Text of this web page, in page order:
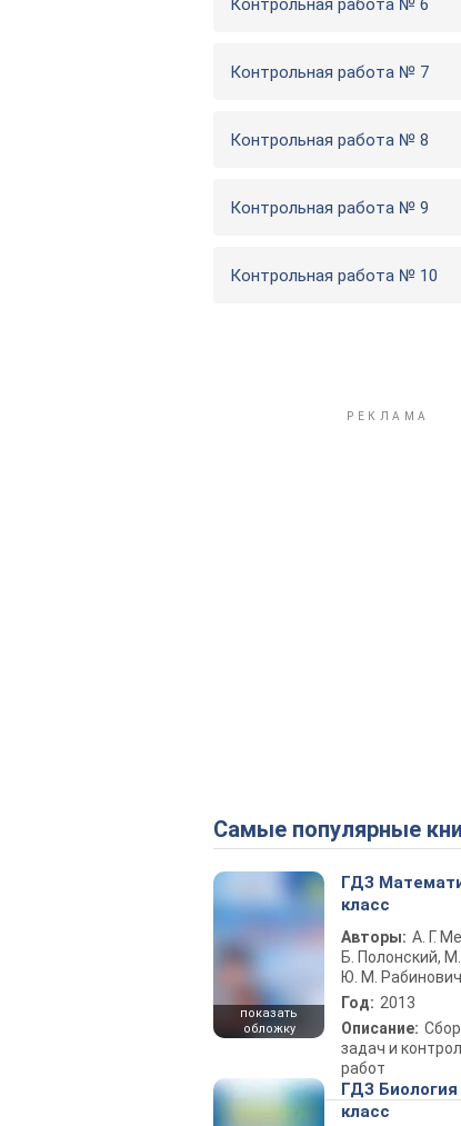
Контрольная работа № 6
Контрольная работа № 7
Контрольная работа № 8
Контрольная работа № 9
Контрольная работа № 10
Самые популярные
показать
обложку
ГДЗ
класс
Авторы: А. Г.
Б. Полонский,
Ю. М. Рабинович
Год: 2013
Описание:
задач и
работ
ГДЗ Биология
класс